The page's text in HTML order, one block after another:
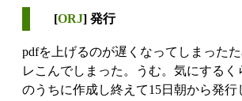
[ORJ] 発行
pdfを上げるのが遅くなってしまった
レこんでしまった。うむ。気にするく
のうちに作成し終えて15日朝から発行